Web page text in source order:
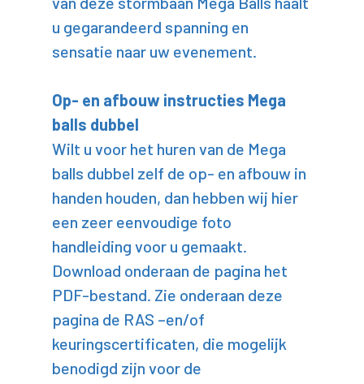
u gegarandeerd spanning en
sensatie naar uw evenement.
Op- en afbouw instructies Mega
balls dubbel
Wilt u voor het huren van de Mega
balls dubbel zelf de op- en afbouw in
handen houden, dan hebben wij hier
een zeer eenvoudige foto
handleiding voor u gemaakt.
Download onderaan de pagina het
PDF-bestand. Zie onderaan deze
pagina de RAS –en/of
keuringscertificaten, die mogelijk
benodigd zijn voor de